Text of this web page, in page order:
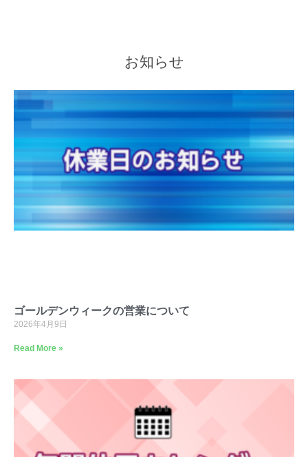
お知らせ
ゴールデンウィークの営業について
2026年4月9日
Read More »